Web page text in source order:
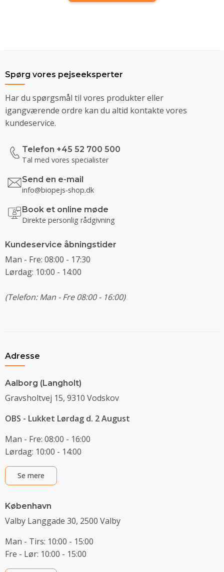
Spørg vores pejseeksperter
Har du spørgsmål til vores produkter eller
igangværende ordre kan du altid kontakte vores
kundeservice.
Telefon +45 52 700 500
Tal med vores specialister
Send en e-mail
info@biopejs-shop.dk
Book et online møde
Direkte personlig rådgivning
Kundeservice åbningstider
Man - Fre: 08:00 - 17:30
Lørdag: 10:00 - 14:00
(Telefon: Man - Fre 08:00 - 16:00)
Adresse
Aalborg (Langholt)
Gravsholtvej 15, 9310 Vodskov
OBS - Lukket Lørdag d. 2 August
Man - Fre: 08:00 - 16:00
Lørdag: 10:00 - 14:00
Se mere
København
Valby Langgade 30, 2500 Valby
Man - Tirs: 10:00 - 15:00
Fre - Lør: 10:00 - 15:00